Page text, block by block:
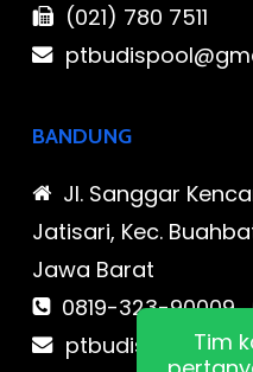
(021) 780 7511
BANDUNG
Jl. Sanggar
Jatisari, Kec.
Jawa Barat
0819-323-90009
Tim